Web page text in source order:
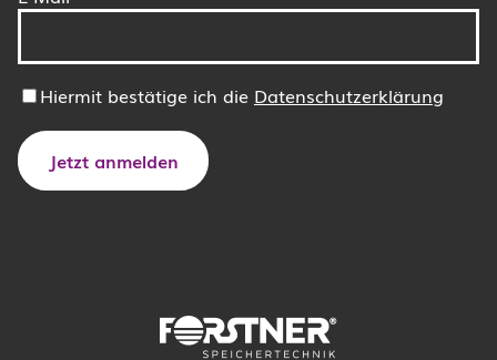
Hiermit bestätige ich die Datenschutzerklärung